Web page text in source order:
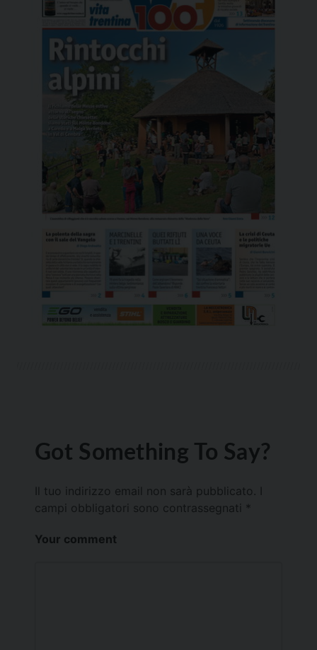
Got Something To Say?
Il tuo indirizzo email non sarà pubblicato.
campi obbligatori sono contrassegnati *
Your comment